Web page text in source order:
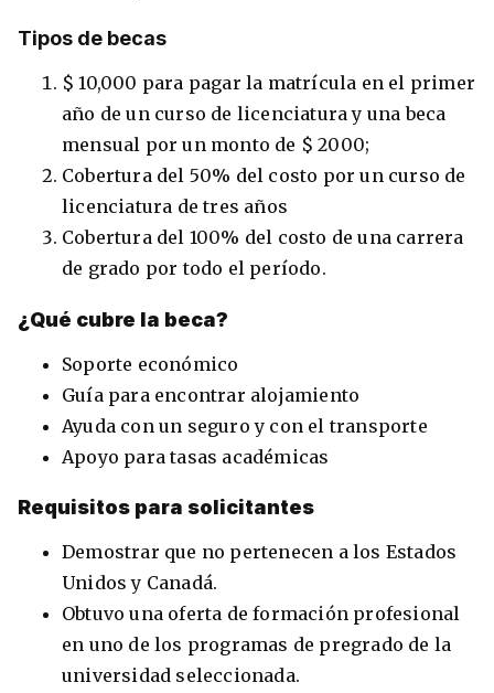
Tipos de becas
$ 10,000 para pagar la matrícula en el primer
año de un curso de licenciatura y una beca
mensual por un monto de $ 2000;
Cobertura del 50% del costo por un curso de
licenciatura de tres años
Cobertura del 100% del costo de una carrera
de grado por todo el período.
¿Qué cubre la beca?
Soporte económico
Guía para encontrar alojamiento
Ayuda con un seguro y con el transporte
Apoyo para tasas académicas
Requisitos para solicitantes
Demostrar que no pertenecen a los Estados
Unidos y Canadá.
Obtuvo una oferta de formación profesional
en uno de los programas de pregrado de la
universidad seleccionada.